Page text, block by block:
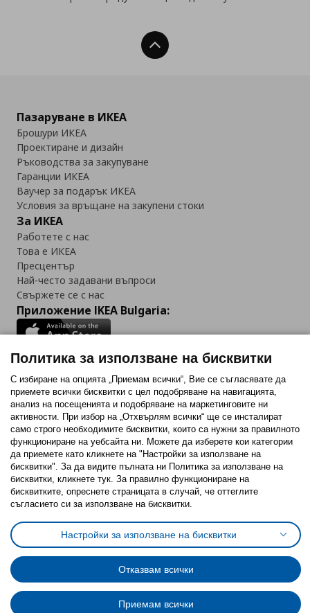
Нагоре
Пазаруване в ИКЕА
Брошури ИКЕА
Проектиране и дизайн
Ръководства за закупуване
Гаранции ИКЕА
Ваучер за подарък ИКЕА
Условия за връщане на закупени стоки
За ИКЕА
Работете с нас
Това е ИКЕА
Пресцентър
Най-често задавани въпроси
Свържете се с нас
Приложение IKEA Bulgaria:
Последвайте ни:
FacebookTwitterYoutubePinterestInstagram
Политика за използване на бисквитки (Cookies)
Избор на настройки за използване на бисквитки
Условия за ползване на ikea.bgОбща политика за личните данни
Политика за защита на личните данни на ikea.bg
Политика за защита на лични данни на програма IKEA Family
© Inter-IKEA Systems B.V. 1999 - 2025
Политика за използване на бисквитки
С избиране на опцията „Приемам всички“, Вие се съгласявате да
приемете всички бисквитки с цел подобряване на навигацията,
анализ на посещенията и подобряване на маркетинговите ни
активности. При избор на „Отхвърлям всички“ ще се инсталират
само строго необходимитe бисквитки, които са нужни за правилното
функциониране на уебсайта ни. Можете да изберете кои категории
да приемете като кликнете на "Настройки за използване на
бисквитки". За да видите пълната ни Политика за използване на
бисквитки, кликнете тук. За правилно функциониране на
бисквитките, опреснете страницата в случай, че оттеглите
съгласието си за използване на бисквитки.
Настройки за използване на бисквитки
Отказвам всички
Приемам всички